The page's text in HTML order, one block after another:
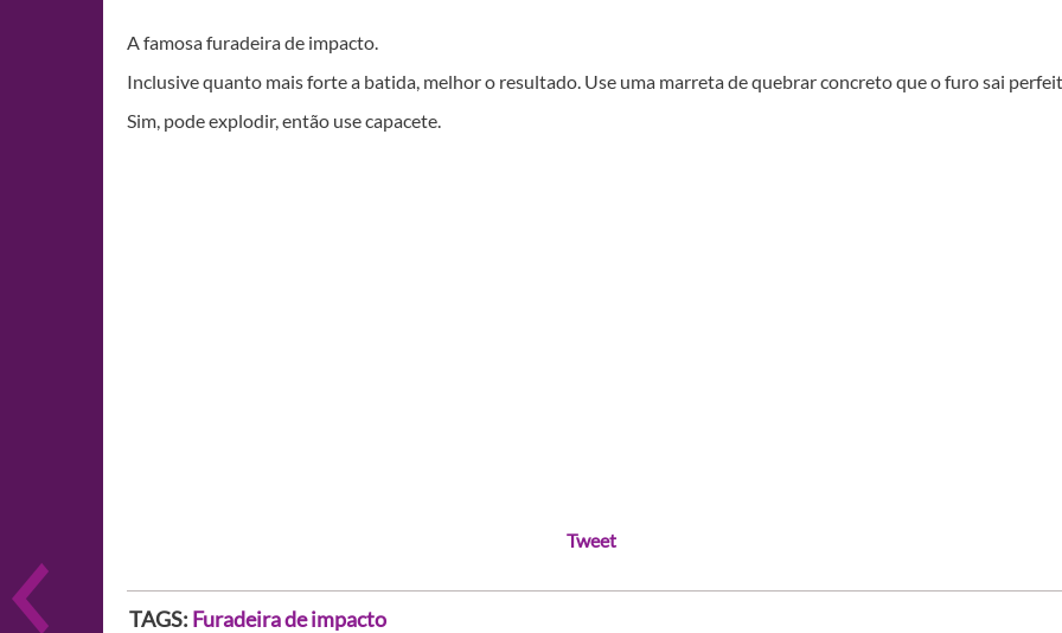
A famosa furadeira de impacto.
Inclusive quanto mais forte a batida, melhor o resultado. Use uma marreta de quebrar concreto que o furo sai
Sim, pode explodir, então use capacete.
Tweet
TAGS: Furadeira de impacto